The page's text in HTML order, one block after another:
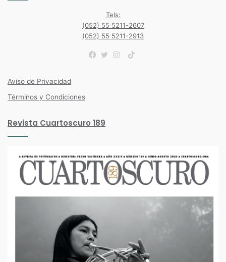
Tels:
(052) 55 5211-2607
(052) 55 5211-2913
TikTok
Aviso de Privacidad
Términos y Condiciones
Revista Cuartoscuro 189